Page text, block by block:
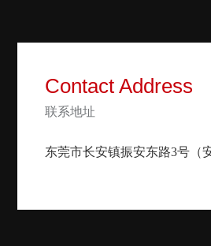
Contact Address
联系地址
东莞市长安镇振安东路3号（